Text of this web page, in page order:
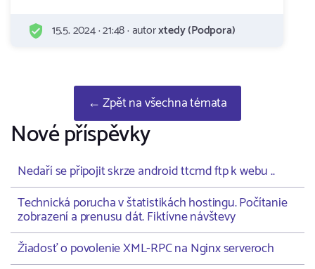
15.5. 2024 · 21:48 · autorxtedy (Podpora)
← Zpět na všechna témata
Nové příspěvky
Nedaří se připojit skrze android ttcmd ftp k webu ..
Technická porucha v štatistikách hostingu. Počítanie
zobrazení a prenusu dát. Fiktívne návštevy
Žiadosť o povolenie XML-RPC na Nginx serveroch